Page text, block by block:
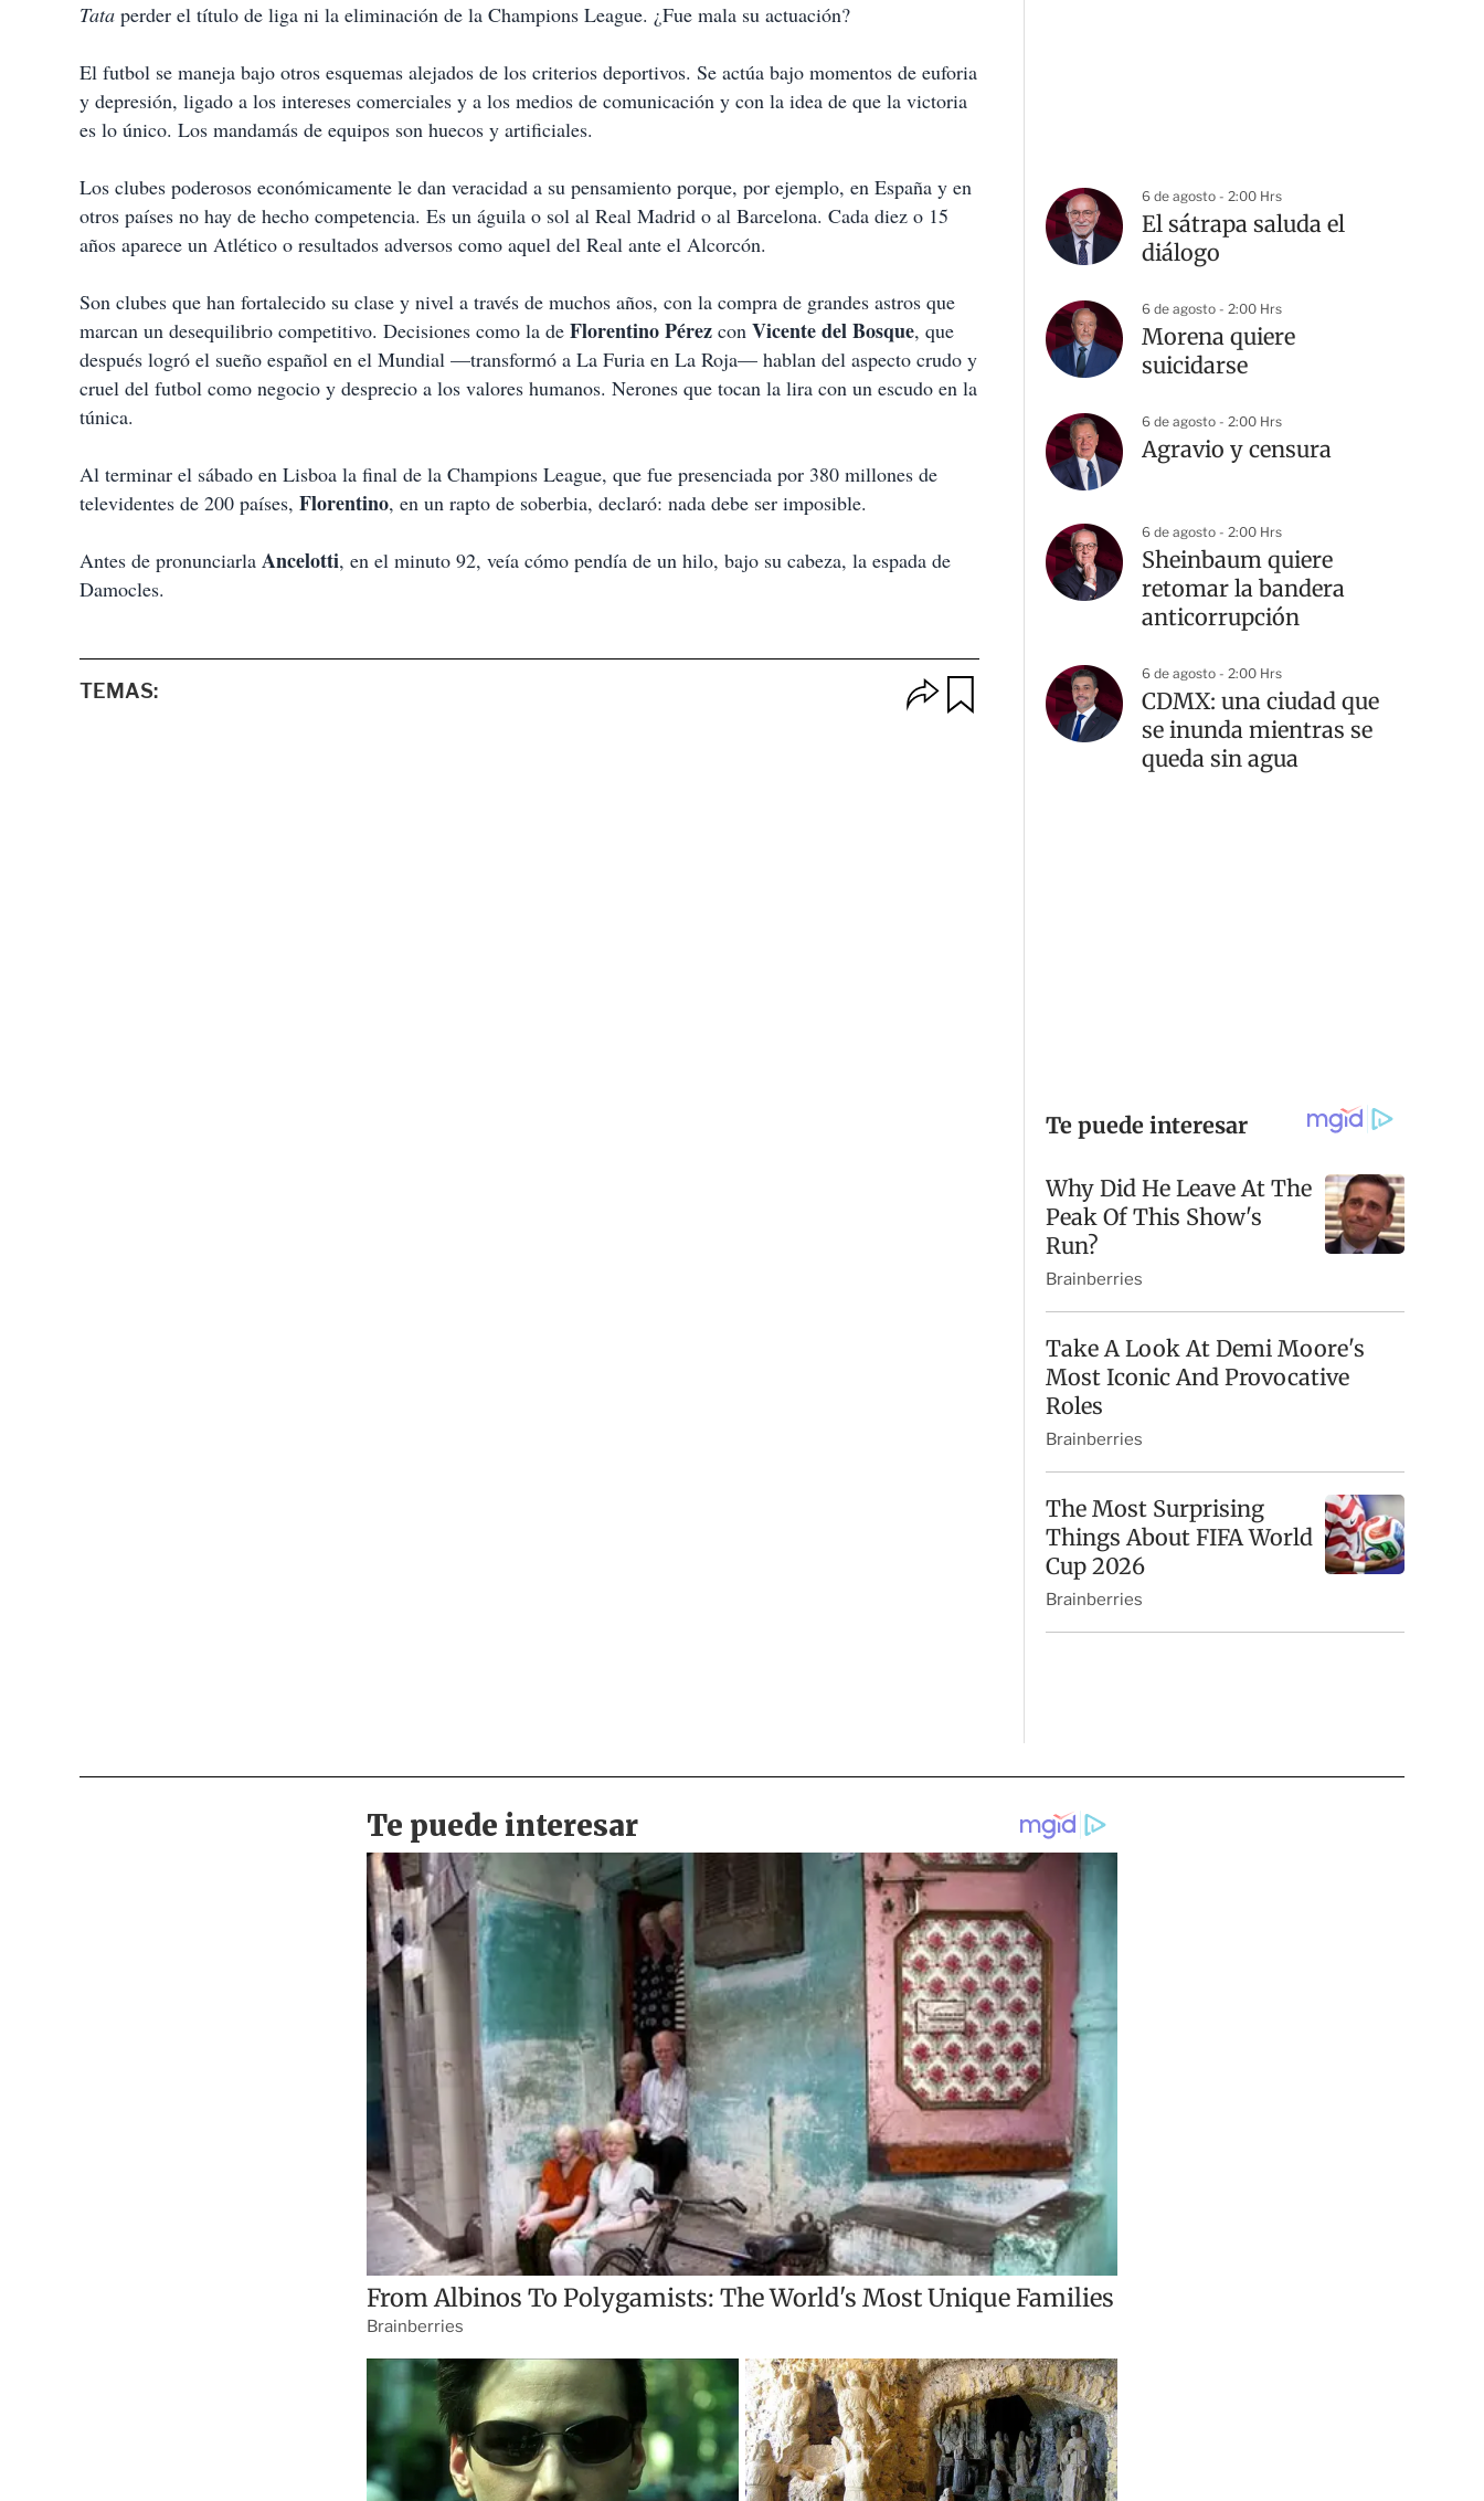
Tata perder el título de liga ni la eliminación de la Champions League. ¿Fue mala su actuación?
El futbol se maneja bajo otros esquemas alejados de los criterios deportivos. Se actúa bajo momentos de euforia
y depresión, ligado a los intereses comerciales y a los medios de comunicación y con la idea de que la victoria
es lo único. Los mandamás de equipos son huecos y artificiales.
Los clubes poderosos económicamente le dan veracidad a su pensamiento porque, por ejemplo, en España y en
otros países no hay de hecho competencia. Es un águila o sol al Real Madrid o al Barcelona. Cada diez o 15
años aparece un Atlético o resultados adversos como aquel del Real ante el Alcorcón.
Son clubes que han fortalecido su clase y nivel a través de muchos años, con la compra de grandes astros que
marcan un desequilibrio competitivo. Decisiones como la de Florentino Pérez con Vicente del Bosque, que
después logró el sueño español en el Mundial —transformó a La Furia en La Roja— hablan del aspecto crudo y
cruel del futbol como negocio y desprecio a los valores humanos. Nerones que tocan la lira con un escudo en la
túnica.
Al terminar el sábado en Lisboa la final de la Champions League, que fue presenciada por 380 millones de
televidentes de 200 países, Florentino, en un rapto de soberbia, declaró: nada debe ser imposible.
Antes de pronunciarla Ancelotti, en el minuto 92, veía cómo pendía de un hilo, bajo su cabeza, la espada de
Damocles.
TEMAS:
p
6 de agosto - 2:00 Hrs
El sátrapa saluda el
diálogo
6 de agosto - 2:00 Hrs
Morena quiere
suicidarse
6 de agosto - 2:00 Hrs
Agravio y censura
6 de agosto - 2:00 Hrs
Sheinbaum quiere
retomar la bandera
anticorrupción
6 de agosto - 2:00 Hrs
CDMX: una ciudad que
se inunda mientras se
queda sin agua